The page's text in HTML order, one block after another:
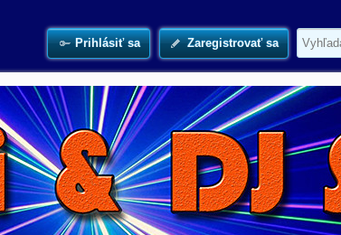
Prihlásiť sa Zaregistrovať sa